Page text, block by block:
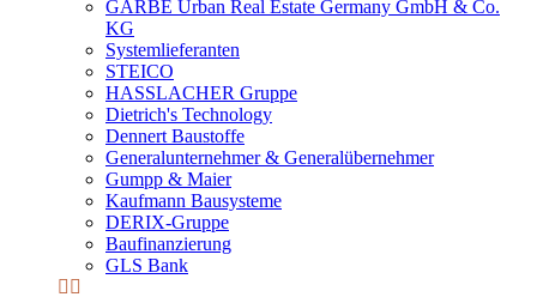
GARBE Urban Real Estate Germany GmbH & Co.
KG
Systemlieferanten
STEICO
HASSLACHER Gruppe
Dietrich's Technology
Dennert Baustoffe
Generalunternehmer & Generalübernehmer
Gumpp & Maier
Kaufmann Bausysteme
DERIX-Gruppe
Baufinanzierung
GLS Bank